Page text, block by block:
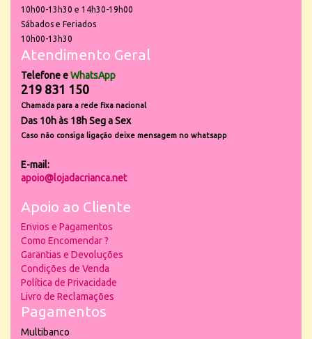
10h00-13h30 e 14h30-19h00
Sábados e Feriados
10h00-13h30
Atendimento Geral
Telefone eWhatsApp
219 831 150
Chamada para a rede fixa nacional
Das 10h às 18h Seg a Sex
Caso não consiga ligação deixe mensagem no whatsapp
E-mail:
apoio@lojadacrianca.net
Apoio ao Cliente
Envios e Pagamentos
Como Encomendar ?
Garantias e Devoluções
Condições de Venda
Política de Privacidade
Livro de Reclamações
Pagamentos
Multibanco